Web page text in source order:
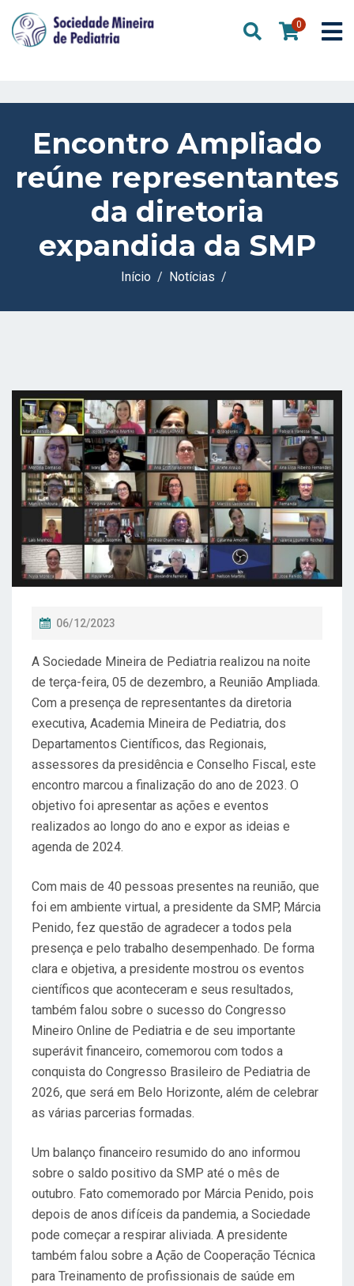
0
Encontro Ampliado
reúne representantes
da diretoria
expandida da SMP
Início Notícias
P
S
T
A
M
06/12/2023
A Sociedade Mineira de Pediatria realizou na noite
de terça-feira, 05 de dezembro, a Reunião Ampliada.
Com a presença de representantes da diretoria
executiva, Academia Mineira de Pediatria, dos
Departamentos Científicos, das Regionais,
assessores da presidência e Conselho Fiscal, este
encontro marcou a finalização do ano de 2023. O
objetivo foi apresentar as ações e eventos
realizados ao longo do ano e expor as ideias e
agenda de 2024.
Com mais de 40 pessoas presentes na reunião, que
foi em ambiente virtual, a presidente da SMP, Márcia
Penido, fez questão de agradecer a todos pela
presença e pelo trabalho desempenhado. De forma
clara e objetiva, a presidente mostrou os eventos
científicos que aconteceram e seus resultados,
também falou sobre o sucesso do Congresso
Mineiro Online de Pediatria e de seu importante
superávit financeiro, comemorou com todos a
conquista do Congresso Brasileiro de Pediatria de
2026, que será em Belo Horizonte, além de celebrar
as várias parcerias formadas.
Um balanço financeiro resumido do ano informou
sobre o saldo positivo da SMP até o mês de
outubro. Fato comemorado por Márcia Penido, pois
depois de anos difíceis da pandemia, a Sociedade
pode começar a respirar aliviada. A presidente
também falou sobre a Ação de Cooperação Técnica
para Treinamento de profissionais de saúde em